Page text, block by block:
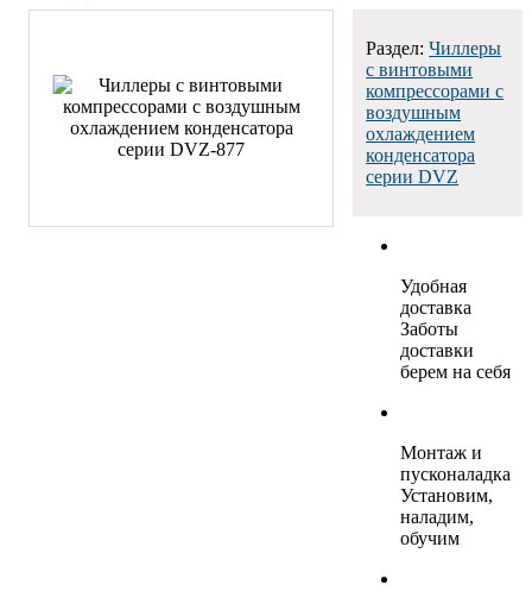
Раздел:Чиллеры
с винтовыми
компрессорами с
воздушным
охлаждением
конденсатора
серии DVZ
Удобная
доставка
Заботы
доставки
берем на себя
Монтаж и
пусконаладка
Установим,
наладим,
обучим